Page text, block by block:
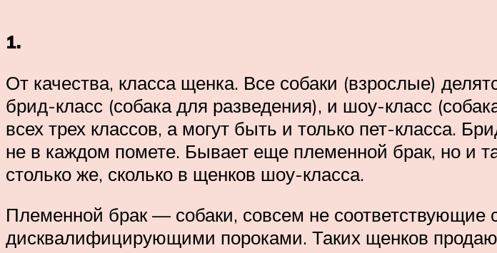
1.
От качества, класса щенка. Все собаки (взрослые)
брид-класс (собака для разведения), и шоу-класс
всех трех классов, а могут быть и только пет-класса.
не в каждом помете. Бывает еще племенной брак, но и
столько же, сколько в щенков шоу-класса.
Племенной брак — собаки, совсем не
дисквалифицирующими пороками. Таких щенков